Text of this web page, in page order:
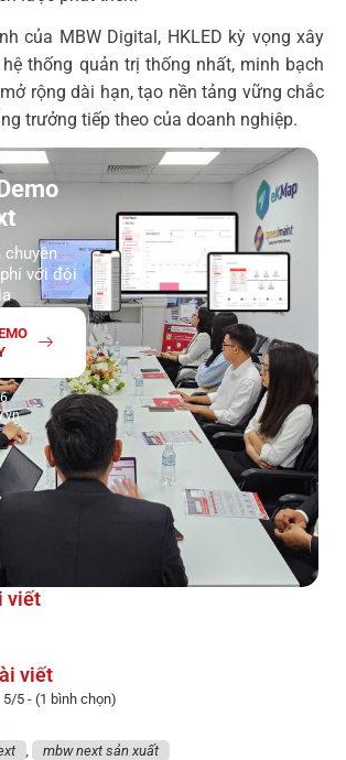
của MBW Digital, HKLED kỳ vọng xây
thống quản trị thống nhất, minh bạch
rộng dài hạn, tạo nền tảng vững chắc
trưởng tiếp theo của doanh nghiệp.
chuyên
với đội
viết
viết
5/5 - (1 bình chọn)
mbw next sản xuất